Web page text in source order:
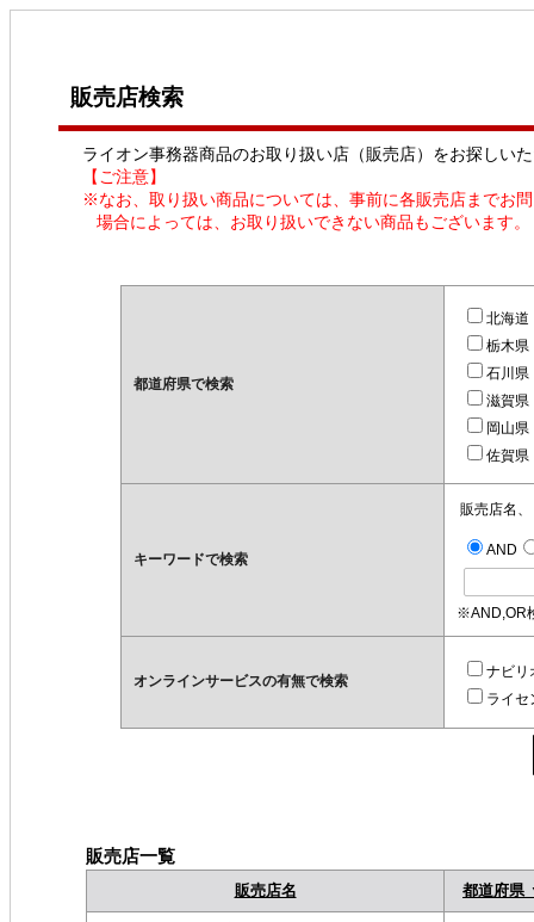
販売店検索
ライオン事務器商品のお取り扱い店（販売店）をお探しい
【ご注意】
※なお、取り扱い商品については、事前に各販売店までお
場合によっては、お取り扱いできない商品もございます。
都道府県で検索
北海道
栃木県
石川県
滋賀県
岡山県
佐賀県
キーワードで検索
販売店名
AND
※AND,OR
オンラインサービスの有無で検索
ナビリ
ライセ
販売店一覧
販売店名 都道府県